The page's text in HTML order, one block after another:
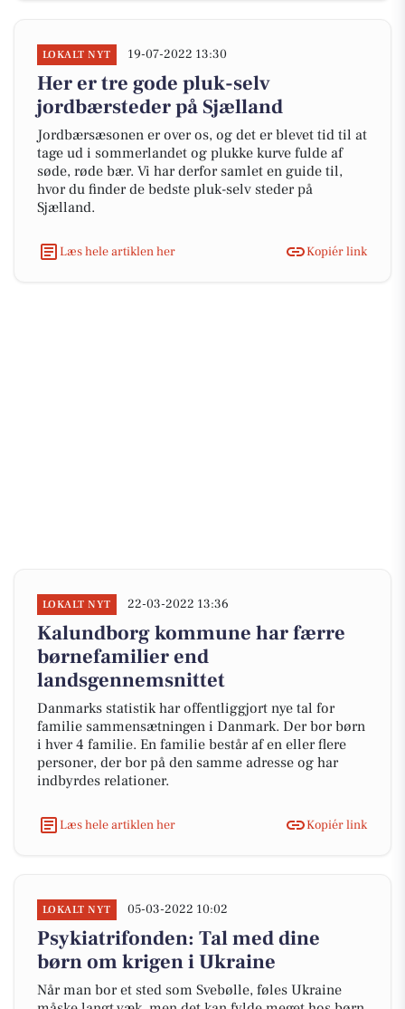
LOKALT NYT 19-07-2022 13:30
Her er tre gode pluk-selv
jordbærsteder på Sjælland
Jordbærsæsonen er over os, og det er blevet tid til at
tage ud i sommerlandet og plukke kurve fulde af
søde, røde bær. Vi har derfor samlet en guide til,
hvor du finder de bedste pluk-selv steder på
Sjælland.
Læs hele artiklen her Kopiér link
LOKALT NYT 22-03-2022 13:36
Kalundborg kommune har færre
børnefamilier end
landsgennemsnittet
Danmarks statistik har offentliggjort nye tal for
familie sammensætningen i Danmark. Der bor børn
i hver 4 familie. En familie består af en eller flere
personer, der bor på den samme adresse og har
indbyrdes relationer.
Læs hele artiklen her Kopiér link
LOKALT NYT 05-03-2022 10:02
Psykiatrifonden: Tal med dine
børn om krigen i Ukraine
Når man bor et sted som Svebølle, føles Ukraine